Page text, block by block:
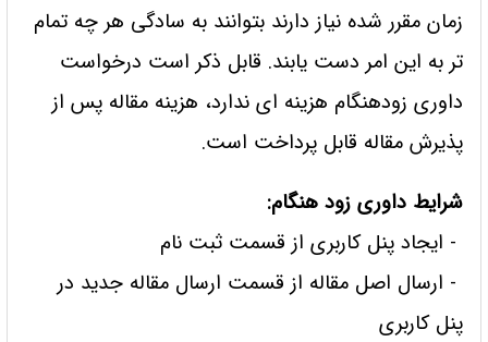
زمان مقرر شده نیاز دارند بتوانند به سادگی هر چه تمام
تر به این امر دست یابند. قابل ذکر است درخواست
داوری زودهنگام هزینه ای ندارد، هزینه مقاله پس از
پذیرش مقاله قابل پرداخت است.
شرایط داوری زود هنگام:
- ایجاد پنل کاربری از قسمت ثبت نام
- ارسال اصل مقاله از قسمت ارسال مقاله جدید در
پنل کاربری